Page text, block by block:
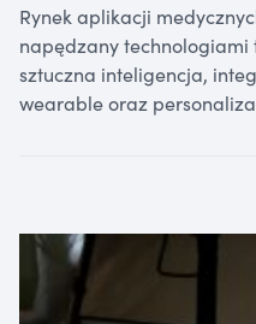
Rynek aplikacji
napędzany
sztuczna inteligencja,
wearable oraz